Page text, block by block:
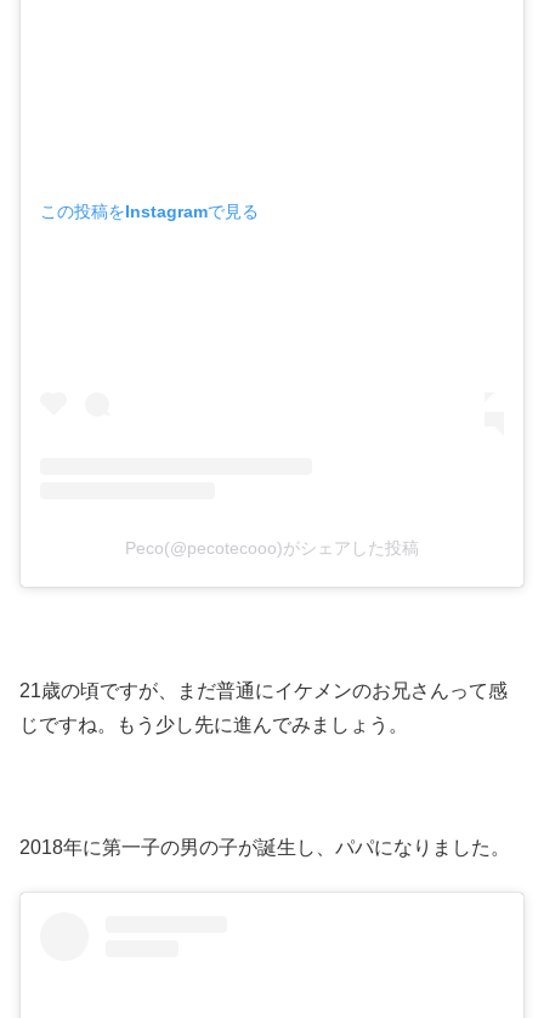
この投稿をInstagramで見る
Peco(@pecotecooo)がシェアした投稿
21歳の頃ですが、まだ普通にイケメンのお兄さんって感
じですね。もう少し先に進んでみましょう。
2018年に第一子の男の子が誕生し、パパになりました。